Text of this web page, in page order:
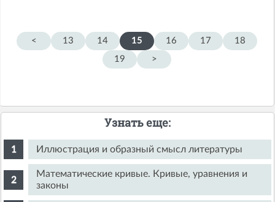
< 13 14 15 16 17
18
19
>
Узнать еще:
Иллюстрация и образный смысл литературы
Математические кривые. Кривые, уравнения и
законы